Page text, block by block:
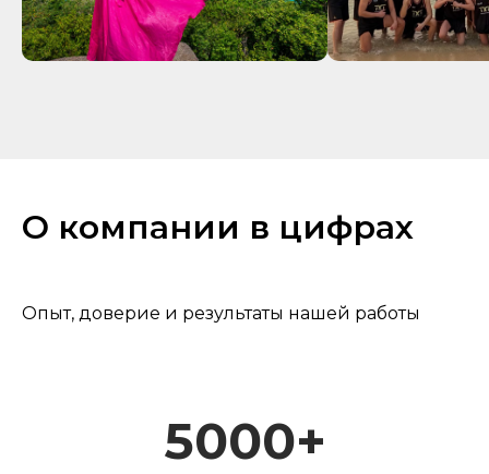
О компании в цифрах
Опыт, доверие и результаты нашей работы
5000+